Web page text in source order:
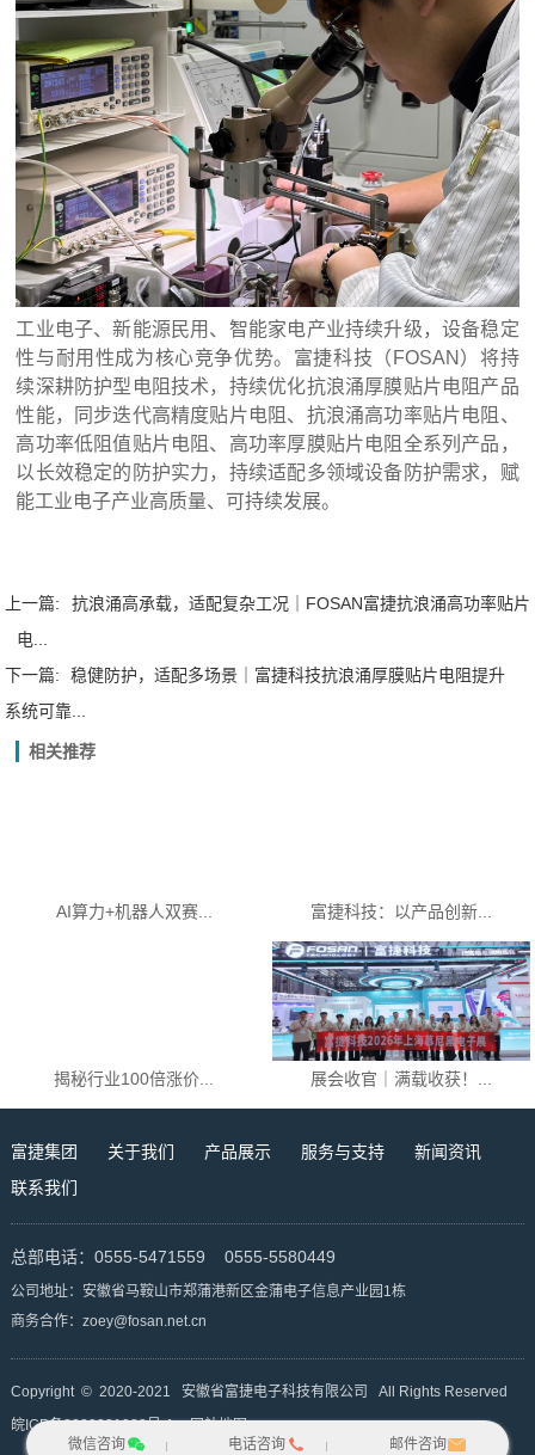
工业电子、新能源民用、智能家电产业持续升级，设备稳定
性与耐用性成为核心竞争优势。富捷科技（FOSAN）将持
续深耕防护型电阻技术，持续优化抗浪涌厚膜贴片电阻产品
性能，同步迭代高精度贴片电阻、抗浪涌高功率贴片电阻、
高功率低阻值贴片电阻、高功率厚膜贴片电阻全系列产品，
以长效稳定的防护实力，持续适配多领域设备防护需求，赋
能工业电子产业高质量、可持续发展。
上一篇:
抗浪涌高承载，适配复杂工况｜FOSAN富捷抗浪涌高功率贴片
电...
下一篇:
稳健防护，适配多场景｜富捷科技抗浪涌厚膜贴片电阻提升
系统可靠...
相关推荐
AI算力+机器人双赛... 富捷科技：以产品创新...
揭秘行业100倍涨价... 展会收官｜满载收获！...
富捷集团 关于我们 产品展示 服务与支持
新闻资讯
联系我们
总部电话：0555-5471559 0555-5580449
公司地址：安徽省马鞍山市郑蒲港新区金蒲电子信息产业园1栋
商务合作：zoey@fosan.net.cn
Copyright © 2020-2021 安徽省富捷电子科技有限公司 All Rights Reserved
皖ICP备2020021082号-1
网站地图
微信咨询
电话咨询 邮件咨询